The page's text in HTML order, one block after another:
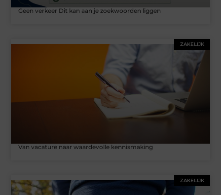
Geen verkeer Dit kan aan je zoekwoorden liggen
ZAKELIJK
Van vacature naar waardevolle kennismaking
ZAKELIJK